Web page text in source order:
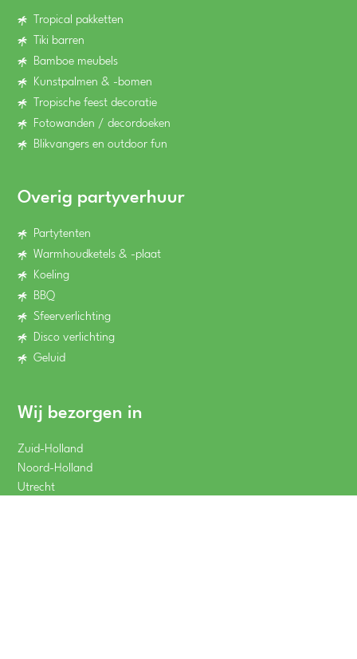
Tropical pakketten
Tiki barren
Bamboe meubels
Kunstpalmen & -bomen
Tropische feest decoratie
Fotowanden / decordoeken
Blikvangers en outdoor fun
Overig partyverhuur
Partytenten
Warmhoudketels & -plaat
Koeling
BBQ
Sfeerverlichting
Disco verlichting
Geluid
Wij bezorgen in
Zuid-Holland
Noord-Holland
Utrecht